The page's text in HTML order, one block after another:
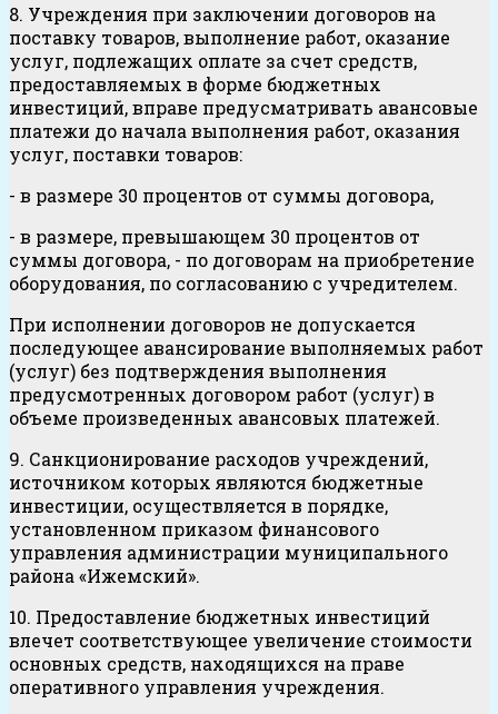
8. Учреждения при заключении договоров на
поставку товаров, выполнение работ, оказание
услуг, подлежащих оплате за счет средств,
предоставляемых в форме бюджетных
инвестиций, вправе предусматривать авансовые
платежи до начала выполнения работ, оказания
услуг, поставки товаров:
- в размере 30 процентов от суммы договора,
- в размере, превышающем 30 процентов от
суммы договора, - по договорам на приобретение
оборудования, по согласованию с учредителем.
При исполнении договоров не допускается
последующее авансирование выполняемых работ
(услуг) без подтверждения выполнения
предусмотренных договором работ (услуг) в
объеме произведенных авансовых платежей.
9. Санкционирование расходов учреждений,
источником которых являются бюджетные
инвестиции, осуществляется в порядке,
установленном приказом финансового
управления администрации муниципального
района «Ижемский».
10. Предоставление бюджетных инвестиций
влечет соответствующее увеличение стоимости
основных средств, находящихся на праве
оперативного управления учреждения.